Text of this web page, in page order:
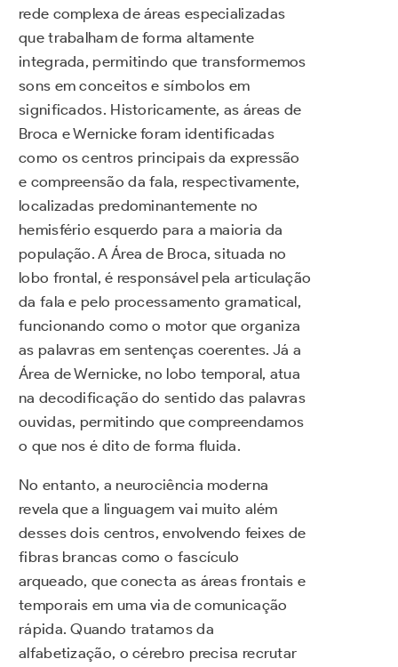
rede complexa de áreas especializadas
que trabalham de forma altamente
integrada, permitindo que transformemos
sons em conceitos e símbolos em
significados. Historicamente, as áreas de
Broca e Wernicke foram identificadas
como os centros principais da expressão
e compreensão da fala, respectivamente,
localizadas predominantemente no
hemisfério esquerdo para a maioria da
população. A Área de Broca, situada no
lobo frontal, é responsável pela articulação
da fala e pelo processamento gramatical,
funcionando como o motor que organiza
as palavras em sentenças coerentes. Já a
Área de Wernicke, no lobo temporal, atua
na decodificação do sentido das palavras
ouvidas, permitindo que compreendamos
o que nos é dito de forma fluida.
No entanto, a neurociência moderna
revela que a linguagem vai muito além
desses dois centros, envolvendo feixes de
fibras brancas como o fascículo
arqueado, que conecta as áreas frontais e
temporais em uma via de comunicação
rápida. Quando tratamos da
alfabetização, o cérebro precisa recrutar